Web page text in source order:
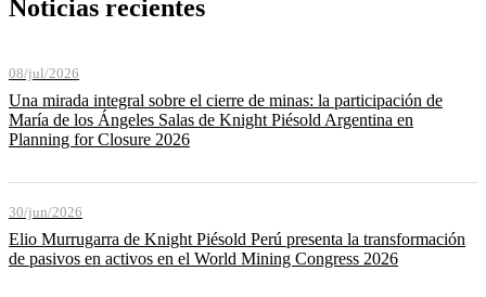
Noticias recientes
08/jul/2026
Una mirada integral sobre el cierre de minas: la participación de
María de los Ángeles Salas de Knight Piésold Argentina en
Planning for Closure 2026
30/jun/2026
Elio Murrugarra de Knight Piésold Perú presenta la transformación
de pasivos en activos en el World Mining Congress 2026